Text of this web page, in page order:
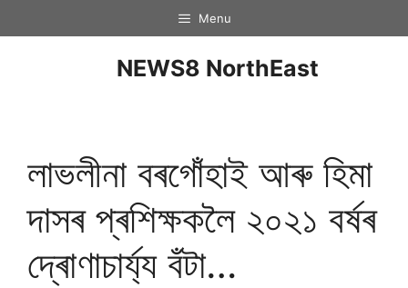
Menu
NEWS8 NorthEast
লাভলীনা বৰগোঁহাই আৰু হিমা
দাসৰ প্ৰশিক্ষকলৈ ২০২১ বৰ্ষৰ
দ্ৰোণাচাৰ্য্য বঁটা…